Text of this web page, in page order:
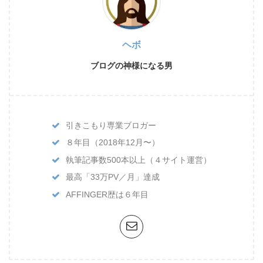
ヘボ
ブログの神様になる男
引きこもり専業ブロガー
８年目（2018年12月〜）
執筆記事数500本以上（４サイト運営）
最高「33万PV／月」達成
AFFINGER歴は６年目